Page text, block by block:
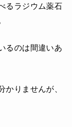
るラジウム薬石
るのは間違いあ
かりませんが、